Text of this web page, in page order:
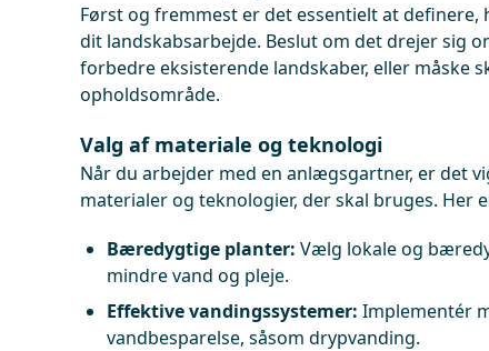
Først og fremmest er det essentielt at definere,
dit landskabsarbejde. Beslut om det drejer sig
forbedre eksisterende landskaber, eller måske
opholdsområde.
Valg af materiale og teknologi
Når du arbejder med en anlægsgartner, er det
materialer og teknologier, der skal bruges. Her
Bæredygtige planter: Vælg lokale og
mindre vand og pleje.
Effektive vandingssystemer: Implementér
vandbesparelse, såsom drypvanding.